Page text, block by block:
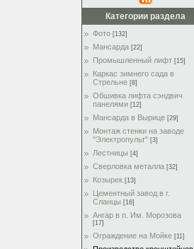
Категории раздела
Фото [132]
Мансарда [22]
Промышленный лифт [15]
Каркас зимнего сада в
Стрельне [8]
Обшивка лифта сэндвич
панелями [12]
Мансарда в Вырице [29]
Монтаж стенки на заводе
"Электропульт" [3]
Лестницы [4]
Сверловка металла [32]
Козырек [13]
Цементный завод в г.
Сланцы [16]
Ангар в п. Им. Морозова
[17]
Ограждение на Мойке [11]